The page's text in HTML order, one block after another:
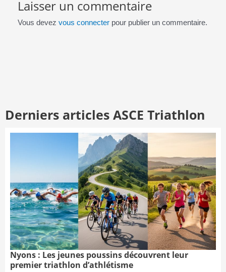
Laisser un commentaire
Vous devez vous connecterpour publier un commentaire.
Derniers articles ASCE Triathlon
Nyons : Les jeunes poussins découvrent leur
premier triathlon d’athlétisme